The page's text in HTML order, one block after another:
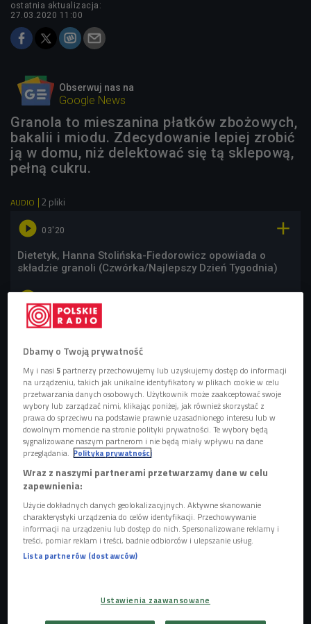
ostatnia aktualizacja:
27.03.2020 11:00
Obserwuj nas na
Google News
Granola to mieszanina płatków zbożowych,
bakalii i miodu. Zdecydowanie lepiej zrobić
ją w domu, niż delektować się tą sklepową,
pełną cukru.
AUDIO 2 pliki
 03'20 
Dietetyk, Hanna Stolińska-Fiedorowicz opowiada o
składzie granoli (Czwórka/Najlepszy Dzień Tygodnia)
 
Szef kuchni, Przemek Butryn podpowiada jak zrobić
Granola Foto: pixabay
jestem bardzo dużym jej przeciwnikiem. Raczej staram się
Dbamy o Twoją prywatność
My i nasi5 partnerzy przechowujemy lub uzyskujemy dostęp do informacji
na urządzeniu, takich jak unikalne identyfikatory w plikach cookie w celu
przetwarzania danych osobowych. Użytkownik może zaakceptować swoje
wybory lub zarządzać nimi, klikając poniżej, jak również skorzystać z
prawa do sprzeciwu na podstawie prawnie uzasadnionego interesu lub w
dowolnym momencie na stronie polityki prywatności. Te wybory będą
sygnalizowane naszym partnerom i nie będą miały wpływu na dane
przeglądania. Polityka prywatności
Wraz z naszymi partnerami przetwarzamy dane w celu
zapewnienia:
Użycie dokładnych danych geolokalizacyjnych. Aktywne skanowanie
charakterystyki urządzenia do celów identyfikacji. Przechowywanie
informacji na urządzeniu lub dostęp do nich. Spersonalizowane reklamy i
treści, pomiar reklam i treści, badnie odbiorców i ulepszanie usług.
Lista partnerów (dostawców)
Ustawienia zaawansowane